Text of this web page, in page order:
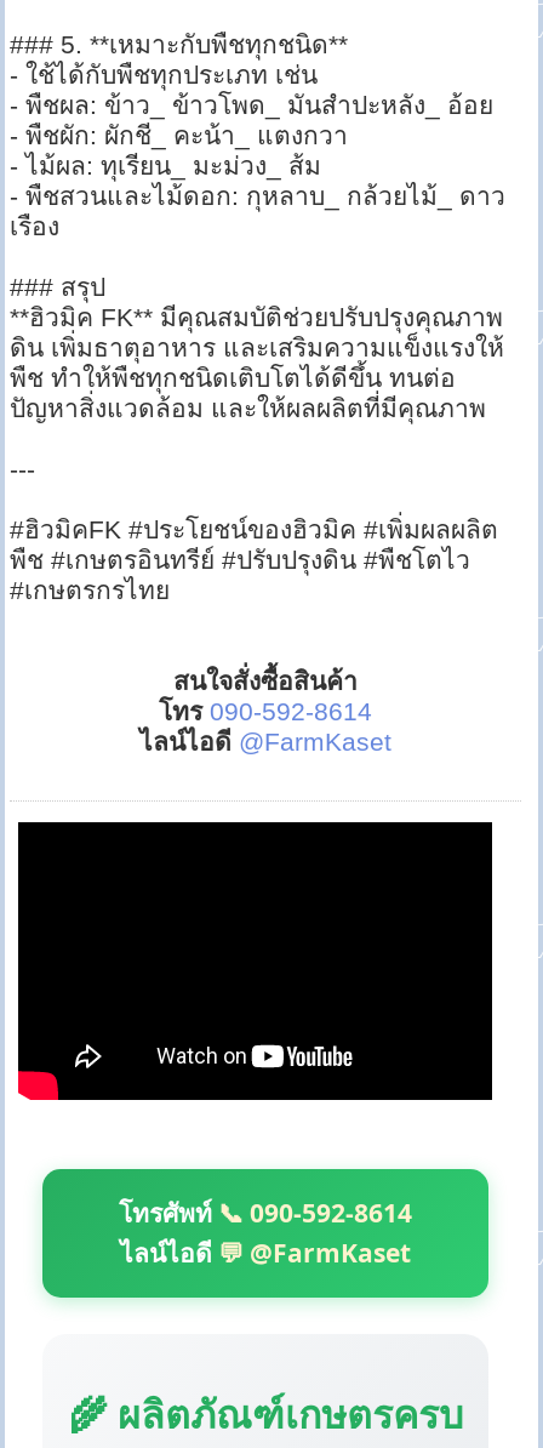
### 5. **เหมาะกับพืชทุกชนิด**
- ใช้ได้กับพืชทุกประเภท เช่น
- พืชผล: ข้าว_ ข้าวโพด_ มันสำปะหลัง_ อ้อย
- พืชผัก: ผักชี_ คะน้า_ แตงกวา
- ไม้ผล: ทุเรียน_ มะม่วง_ ส้ม
- พืชสวนและไม้ดอก: กุหลาบ_ กล้วยไม้_ ดาว
เรือง
### สรุป
**ฮิวมิค FK** มีคุณสมบัติช่วยปรับปรุงคุณภาพ
ดิน เพิ่มธาตุอาหาร และเสริมความแข็งแรงให้
พืช ทำให้พืชทุกชนิดเติบโตได้ดีขึ้น ทนต่อ
ปัญหาสิ่งแวดล้อม และให้ผลผลิตที่มีคุณภาพ
---
#ฮิวมิคFK #ประโยชน์ของฮิวมิค #เพิ่มผลผลิต
พืช #เกษตรอินทรีย์ #ปรับปรุงดิน #พืชโตไว
#เกษตรกรไทย
สนใจสั่งซื้อสินค้า
โทร 090-592-8614
ไลน์ไอดี @FarmKaset
โทรศัพท์ 📞 090-592-8614
ไลน์ไอดี 💬 @FarmKaset
🌾 ผลิตภัณฑ์เกษตรครบ